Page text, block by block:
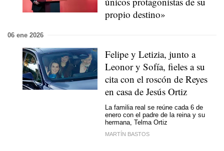
propio destino»
06 ene 2026
Felipe y Letizia, junto a
Leonor y Sofía, fieles a su
cita con el roscón de Reyes
en casa de Jesús Ortiz
La familia real se reúne cada 6 de
enero con el padre de la reina y su
hermana, Telma Ortiz
MARTÍN BASTOS